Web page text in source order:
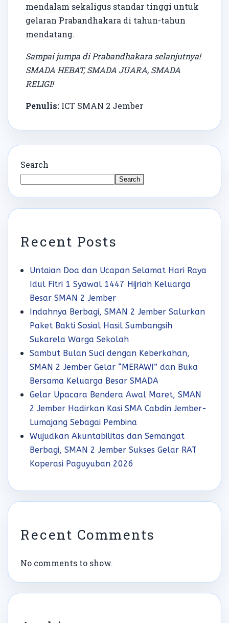
mendalam sekaligus standar tinggi untuk
gelaran Prabandhakara di tahun-tahun
mendatang.
Sampai jumpa di Prabandhakara selanjutnya!
SMADA HEBAT, SMADA JUARA, SMADA
RELIGI!
Penulis: ICT SMAN 2 Jember
Search
Search
Recent Posts
Untaian Doa dan Ucapan Selamat Hari Raya
Idul Fitri 1 Syawal 1447 Hijriah Keluarga
Besar SMAN 2 Jember
Indahnya Berbagi, SMAN 2 Jember Salurkan
Paket Bakti Sosial Hasil Sumbangsih
Sukarela Warga Sekolah
Sambut Bulan Suci dengan Keberkahan,
SMAN 2 Jember Gelar “MERAWI” dan Buka
Bersama Keluarga Besar SMADA
Gelar Upacara Bendera Awal Maret, SMAN
2 Jember Hadirkan Kasi SMA Cabdin Jember-
Lumajang Sebagai Pembina
Wujudkan Akuntabilitas dan Semangat
Berbagi, SMAN 2 Jember Sukses Gelar RAT
Koperasi Paguyuban 2026
Recent Comments
No comments to show.